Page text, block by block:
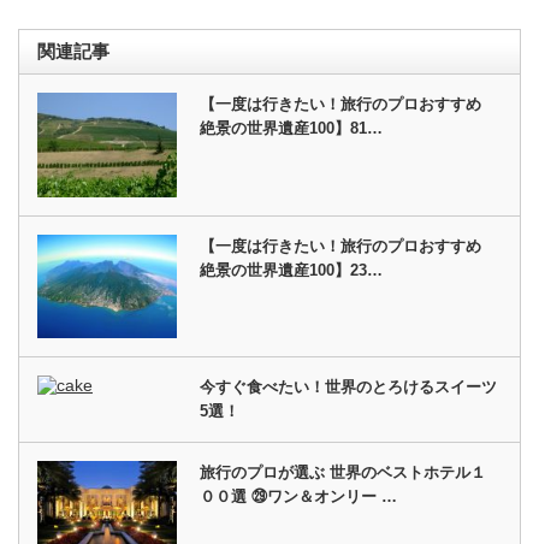
関連記事
【一度は行きたい！旅行のプロおすすめ
絶景の世界遺産100】81…
【一度は行きたい！旅行のプロおすすめ
絶景の世界遺産100】23…
今すぐ食べたい！世界のとろけるスイーツ
5選！
旅行のプロが選ぶ 世界のベストホテル１
００選 ㉙ワン＆オンリー …